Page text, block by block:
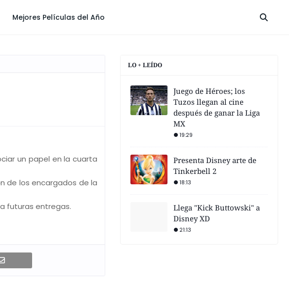
Mejores Películas del Año
un papel en la cuarta
de los encargados de la
futuras entregas.
LO + LEÍDO
Juego de Héroes; los
Tuzos llegan al cine
después de ganar la Liga
MX
19:29
Presenta Disney arte de
Tinkerbell 2
18:13
Llega "Kick Buttowski" a
Disney XD
21:13